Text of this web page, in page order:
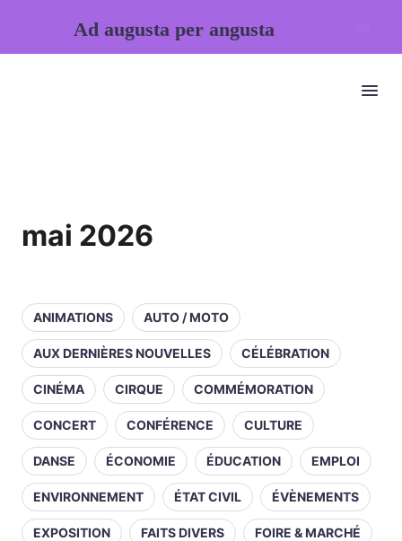
mai 2026
ANIMATIONS AUTO / MOTO
AUX DERNIÈRES NOUVELLES CÉLÉBRATION
CINÉMA CIRQUE COMMÉMORATION
CONCERT CONFÉRENCE CULTURE
DANSE ÉCONOMIE ÉDUCATION EMPLOI
ENVIRONNEMENT ÉTAT CIVIL ÉVÈNEMENTS
EXPOSITION FAITS DIVERS FOIRE & MARCHÉ
Ad augusta per angusta